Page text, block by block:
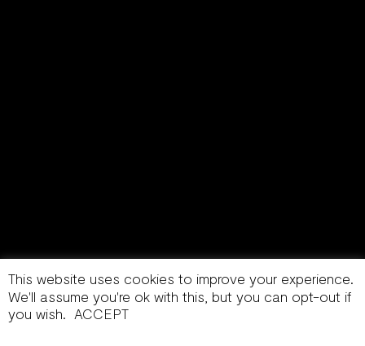
This website uses cookies to improve your experience.
We'll assume you're ok with this, but you can opt-out if
you wish. ACCEPT